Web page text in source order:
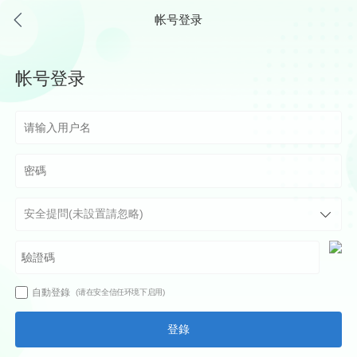
帐号登录
帐号登录
自動登錄 (请在安全信任环境下启用)
登錄